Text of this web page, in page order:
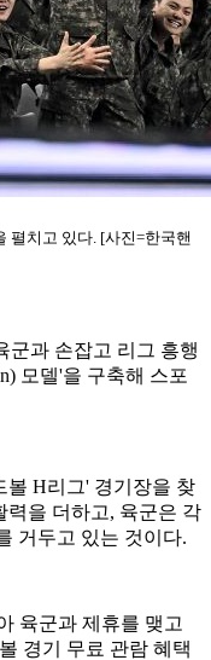
펼치고 있다. [사진=한국핸
군과 손잡고 리그 흥행
모델'을 구축해 스포
볼 H리그' 경기장을 찾
력을 더하고, 육군은 각
거두고 있는 것이다.
육군과 제휴를 맺고
경기 무료 관람 혜택